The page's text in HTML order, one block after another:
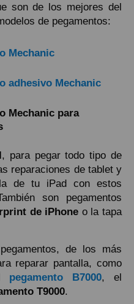
son de los mejores del
de pegamentos:
Mechanic
adhesivo Mechanic
Mechanic para
, para pegar todo tipo de
reparaciones de tablet y
de tu iPad con estos
son pegamentos
de iPhone o la tapa
de los más
reparar pantalla, como
pegamento B7000, el
T9000.